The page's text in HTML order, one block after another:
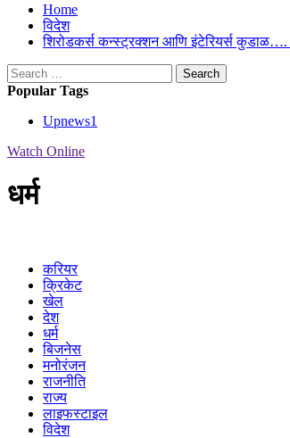
Primary
Menu
Home
विदेश
शिरोडकर्स कन्स्ट्रक्शन आणि इंटेरियर्स
Search
for:
Popular Tags
Upnews1
Watch Online
धर्म
करियर
क्रिकेट
खेल
देश
धर्म
बिजनेस
मनोरंजन
राजनीति
राज्य
लाइफस्टाइल
विदेश